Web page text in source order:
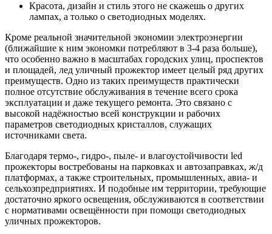
Красота, дизайн и стиль этого не скажешь о других
лампах, а только о светодиодных моделях.
Кроме реальной значительной экономии электроэнергии
(ближайшие к ним экономки потребляют в 3-4 раза больше),
что особенно важно в масштабах городских улиц, проспектов
и площадей, лед уличный прожектор имеет целый ряд других
преимуществ. Одно из таких преимуществ практически
полное отсутствие обслуживания в течение всего срока
эксплуатации и даже текущего ремонта. Это связано с
высокой надёжностью всей конструкции и рабочих
параметров светодиодных кристаллов, служащих
источниками света.
Благодаря термо-, гидро-, пыле- и влагоустойчивости led
прожекторы востребованы на парковках и автозаправках, ж/д
платформах, а также строительных, промышленных, авиа- и
сельхозпредприятиях. И подобные им территории, требующие
достаточно яркого освещения, обслуживаются в соответствии
с нормативами освещённости при помощи светодиодных
уличных прожекторов.